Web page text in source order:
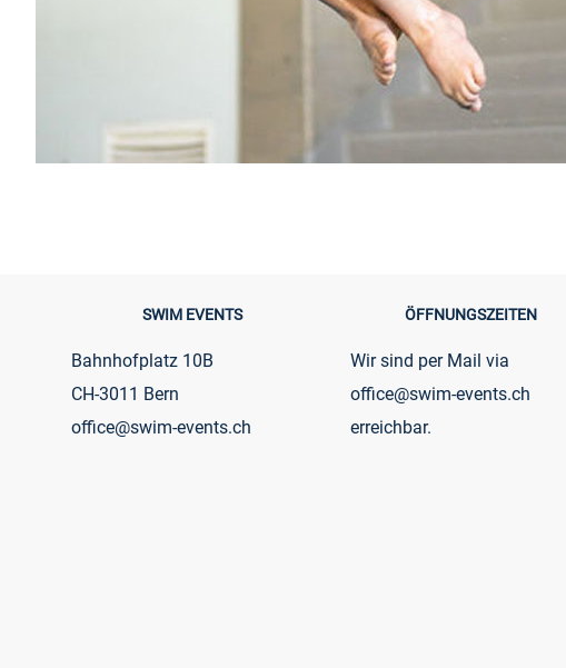
SWIM EVENTS
Bahnhofplatz 10B
CH-3011 Bern
office@swim-events.ch
ÖFFNUNGSZEITEN
Wir sind per Mail via
office@swim-events.ch
erreichbar.